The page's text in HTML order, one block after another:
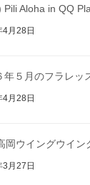
Pili Aloha in QQ
月28日
年５月のフラレッ
月28日
岡ウイングウイン
3月27日